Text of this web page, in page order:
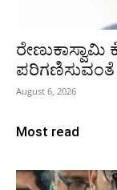
August 6, 2026
Most read